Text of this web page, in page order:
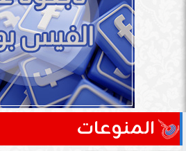
المنوعات